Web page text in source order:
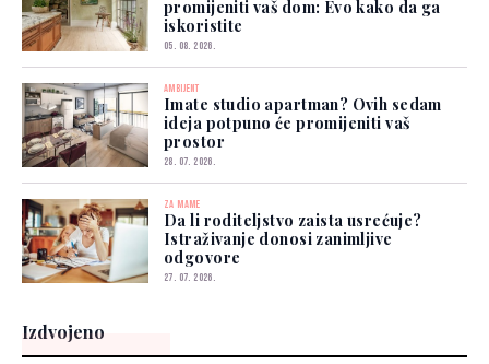
promijeniti vaš dom: Evo kako da ga
iskoristite
05. 08. 2026.
AMBIJENT
Imate studio apartman? Ovih sedam
ideja potpuno će promijeniti vaš
prostor
28. 07. 2026.
ZA MAME
Da li roditeljstvo zaista usrećuje?
Istraživanje donosi zanimljive
odgovore
27. 07. 2026.
Izdvojeno